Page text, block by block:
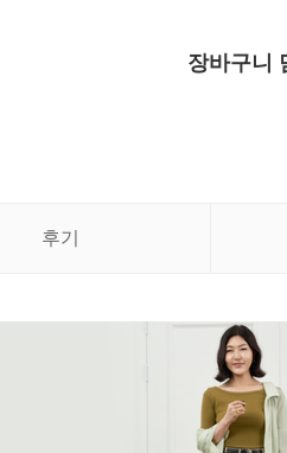
장바구니
후기